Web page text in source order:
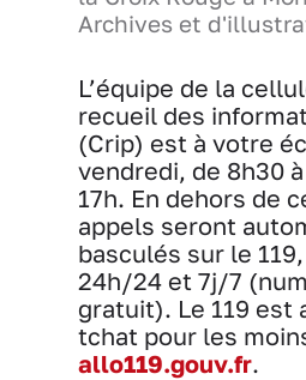
Archives et
L’équipe de la
recueil des
(Crip) est à votre
vendredi, de 8h30
17h. En dehors de
appels seront
basculés sur le
24h/24 et 7j/7
gratuit). Le 119 est
tchat pour les
allo119.gouv.fr.